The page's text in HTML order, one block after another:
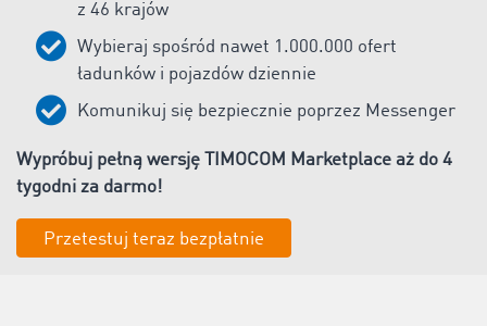
z 46 krajów
Wybieraj spośród nawet 1 .000.000 ofert
ładunków i pojazdów dziennie
Komunikuj się bezpiecznie poprzez Messenger
Wypróbuj pełną wersję TIMOCOM Marketplace aż do 4
tygodni za darmo!
Przetestuj teraz bezpłatnie